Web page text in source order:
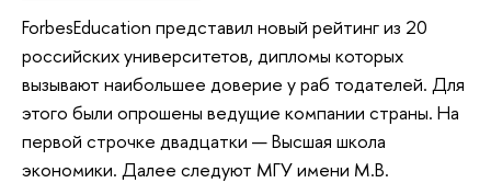
ForbesEducation представил новый рейтинг из 20
российских университетов, дипломы которых
вызывают наибольшее доверие у раб тодателей. Для
этого были опрошены ведущие компании страны. На
первой строчке двадцатки — Высшая школа
экономики. Далее следуют МГУ имени М.В.